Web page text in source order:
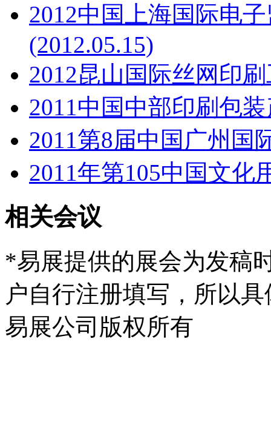
2012中国上海国际电
(2012.05.15)
2012昆山国际丝网印
2011中国中部印刷包
2011第8届中国广州国
2011年第105中国文化
相关会议
*易展提供的展会为发稿
户自行注册填写，所以
易展公司版权所有